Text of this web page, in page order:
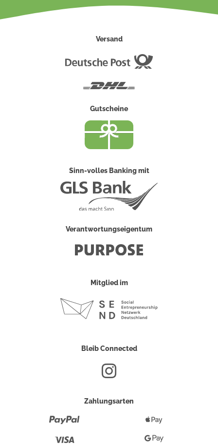
Versand
Gutscheine
Sinn-volles Banking mit
Verantwortungseigentum
Mitglied im
Bleib Connected
Zahlungsarten
Pay
Google